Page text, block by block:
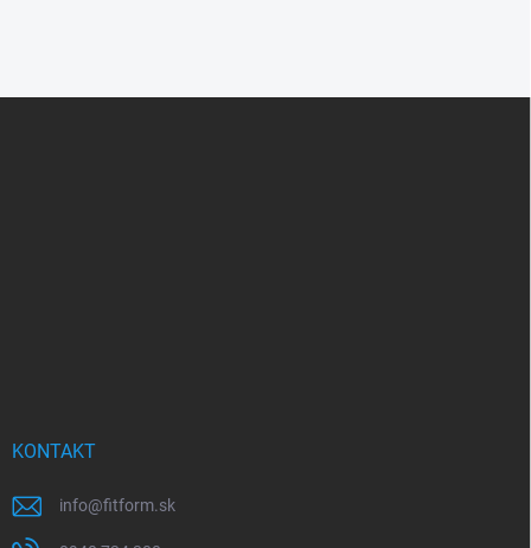
KONTAKT
info@fitform.sk